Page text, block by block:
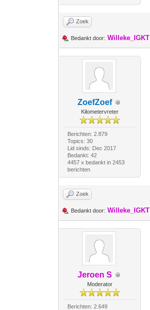
Zoek
Bedankt door: Willeke_IGKT
ZoefZoef
Kilometervreter
Berichten: 2.879
Topics: 30
Lid sinds: Dec 2017
Bedankt: 42
4457 x bedankt in 2453
berichten
Zoek
Bedankt door: Willeke_IGKT
Jeroen S
Moderator
Berichten: 2.649